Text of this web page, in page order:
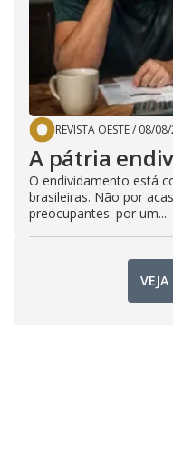
REVISTA OESTE/ 08/
A pátria
O endividamento está
brasileiras. Não por
preocupantes: por um...